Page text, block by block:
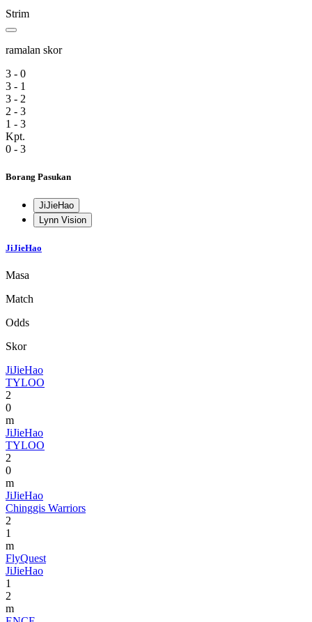
Strim
ramalan skor
3 - 0
3 - 1
3 - 2
2 - 3
1 - 3
Kpt.
0 - 3
Borang Pasukan
JiJieHao
Lynn Vision
JiJieHao
Masa
Match
Odds
Skor
JiJieHao
TYLOO
2
0
m
JiJieHao
TYLOO
2
0
m
JiJieHao
Chinggis Warriors
2
1
m
FlyQuest
JiJieHao
1
2
m